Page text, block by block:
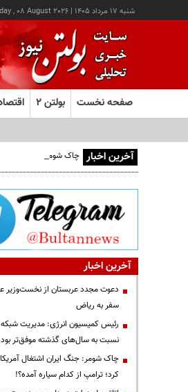
شنبه ۱۷ مرداد ۱۴۰۵ |
, 08 August 2026
صفحه نخست بولتن ۲
آخرین اخبار چاک شومر: جنگ ایران
آخرین اخبار
دعوت مجدد عربستان از نخست‌وزیر
سفر به ریاض
رئیس کمیسیون انرژی: مدیریت
نسبت به سال‌های گذشته موفق‌تر
چاک شومر: جنگ ایران اشتغال
کرد؛ ترامپ از کدام سیاره آمده؟!